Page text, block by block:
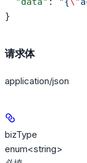
}
请求体
application/json
bizType
enum<string>